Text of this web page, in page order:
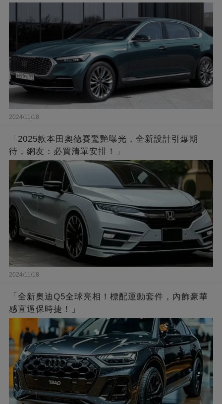
2024/11/18
「2025款本田奧德賽驚艷曝光，全新設計引爆期
待，網友：必買清單安排！」
2024/11/18
「全新奧迪Q5全球亮相！標配運動套件，內飾豪華
感直逼保時捷！」